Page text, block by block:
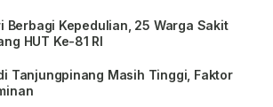
Berbagi Kepedulian, 25 Warga Sakit
HUT Ke-81 RI
Tanjungpinang Masih Tinggi, Faktor